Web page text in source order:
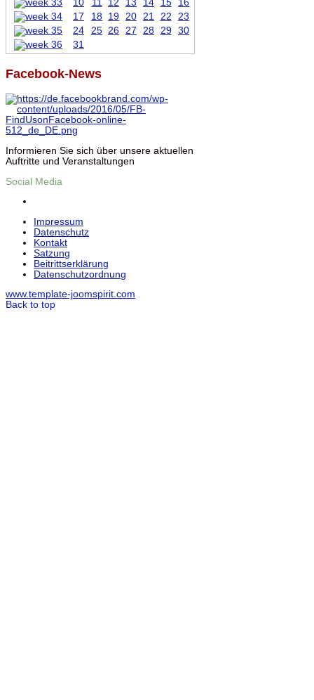
10
11 12 13 14 15
16
17
18 19 20 21 22
23
24
25 26 27 28 29
30
31
Facebook-News
Informieren Sie sich über unsere aktuellen
Auftritte und Veranstaltungen
Social Media
Impressum
Datenschutz
Kontakt
Satzung
Beitrittserklärung
Datenschutzordnung
www.template-joomspirit.com
Back to top